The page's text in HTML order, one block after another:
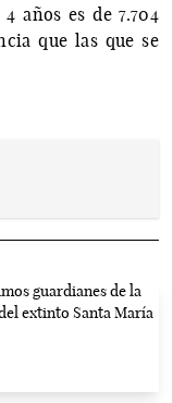
años es de 7.704
que las que se